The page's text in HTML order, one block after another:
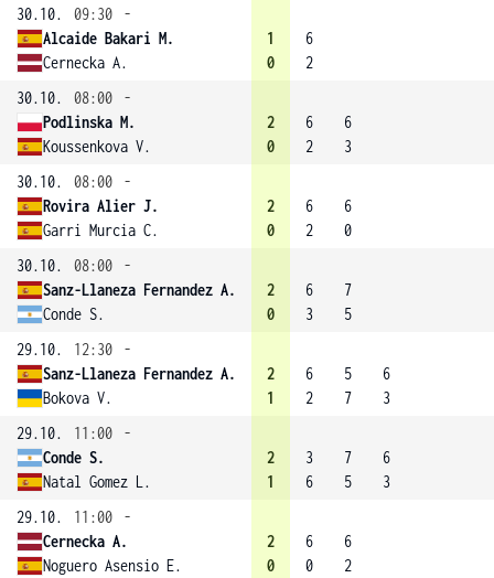
30.10.
09:30
-
Alcaide Bakari M.
Cernecka A.
1
0
6
2
30.10.
08:00
-
Podlinska M.
Koussenkova V.
2
0
6
2
6
3
30.10.
08:00
-
Rovira Alier J.
Garri Murcia C.
2
0
6
2
6
0
30.10.
08:00
-
Sanz-Llaneza Fernandez A.
Conde S.
2
0
6
3
7
5
29.10.
12:30
-
Sanz-Llaneza Fernandez A.
Bokova V.
2
1
6
2
5
7
6
3
29.10.
11:00
-
Conde S.
Natal Gomez L.
2
1
3
6
7
5
6
3
29.10.
11:00
-
Cernecka A.
Noguero Asensio E.
2
0
6
0
6
2